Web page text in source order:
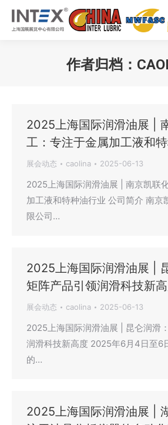
作者归档：
2025上海国际润滑油展 |
工：专注于金属加工液和
展会动态 caolina 2025-06-13
2025上海国际润滑油展 | 南京凯联
加工液和特种油行业 公司简介 南京
限公司…
2025上海国际润滑油展 |
矩阵产品引领润滑科技新
展会动态 caolina 2025-06-13
2025上海国际润滑油展 | 昆仑润滑
润滑科技新高度 2025年6月4日至6
的…
2025上海国际润滑油展 |